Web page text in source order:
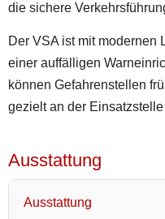
die sichere
Der VSA ist mit modernen
einer auffälligen
können Gefahrenstellen
gezielt an der
Ausstattung
Ausstattung